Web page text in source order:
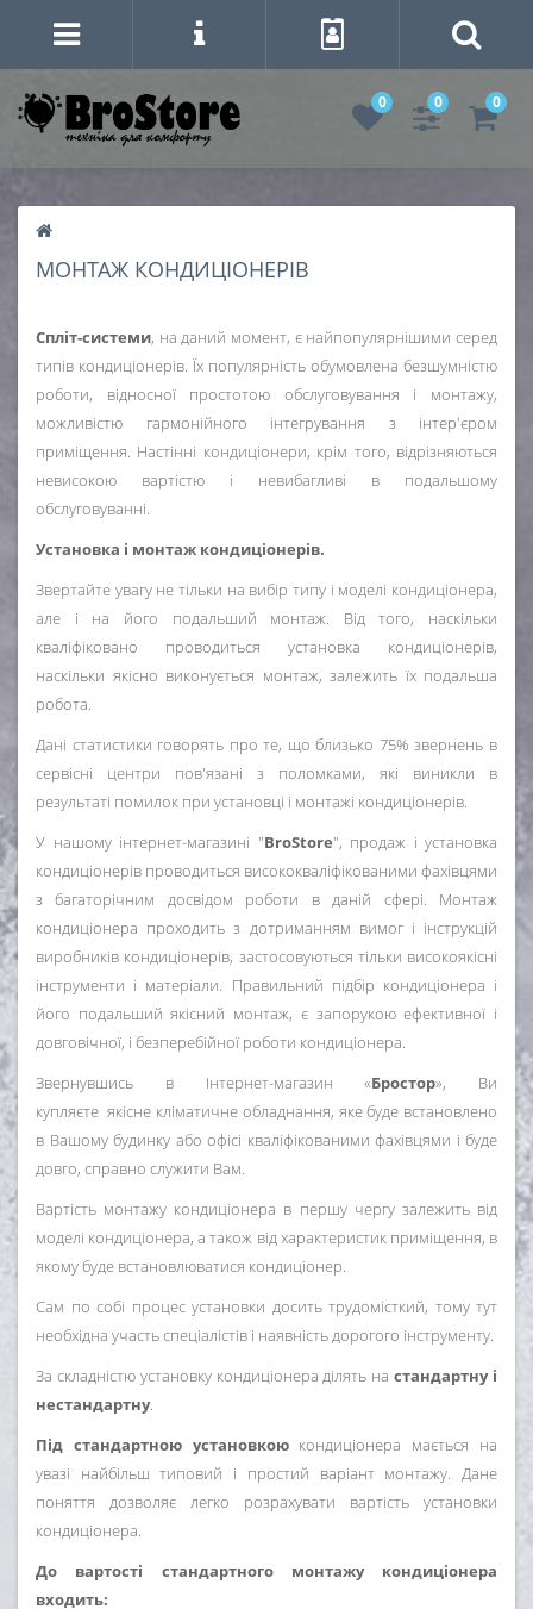
0 0 0
МОНТАЖ КОНДИЦІОНЕРІВ
Спліт-системи, на даний момент, є найпопулярнішими серед
типів кондиціонерів. Їх популярність обумовлена ​​безшумністю
роботи, відносної простотою обслуговування і монтажу,
можливістю гармонійного інтегрування з інтер'єром
приміщення. Настінні кондиціонери, крім того, відрізняються
невисокою вартістю і невибагливі в подальшому
обслуговуванні.
Установка і монтаж кондиціонерів.
Звертайте увагу не тільки на вибір типу і моделі кондиціонера,
але і на його подальший монтаж. Від того, наскільки
кваліфіковано проводиться установка кондиціонерів,
наскільки якісно виконується монтаж, залежить їх подальша
робота.
Дані статистики говорять про те, що близько 75% звернень в
сервісні центри пов'язані з поломками, які виникли в
результаті помилок при установці і монтажі кондиціонерів.
У нашому інтернет-магазині "BroStore", продаж і установка
кондиціонерів проводиться висококваліфікованими фахівцями
з багаторічним досвідом роботи в даній сфері. Монтаж
кондиціонера проходить з дотриманням вимог і інструкцій
виробників кондиціонерів, застосовуються тільки високоякісні
інструменти і матеріали. Правильний підбір кондиціонера і
його подальший якісний монтаж, є запорукою ефективної і
довговічної, і безперебійної роботи кондиціонера.
Звернувшись в Інтернет-магазин «Бростор», Ви
купляєте якісне кліматичне обладнання, яке буде встановлено
в Вашому будинку або офісі кваліфікованими фахівцями і буде
довго, справно служити Вам.
Вартість монтажу кондиціонера в першу чергу залежить від
моделі кондиціонера, а також від характеристик приміщення, в
якому буде встановлюватися кондиціонер.
Сам по собі процес установки досить трудомісткий, тому тут
необхідна участь спеціалістів і наявність дорогого інструменту.
За складністю установку кондиціонера ділять настандартну і
нестандартну.
Під стандартною установкоюкондиціонера мається на
увазі найбільш типовий і простий варіант монтажу. Дане
поняття дозволяє легко розрахувати вартість установки
кондиціонера.
До вартості стандартного монтажу кондиціонера
входить: